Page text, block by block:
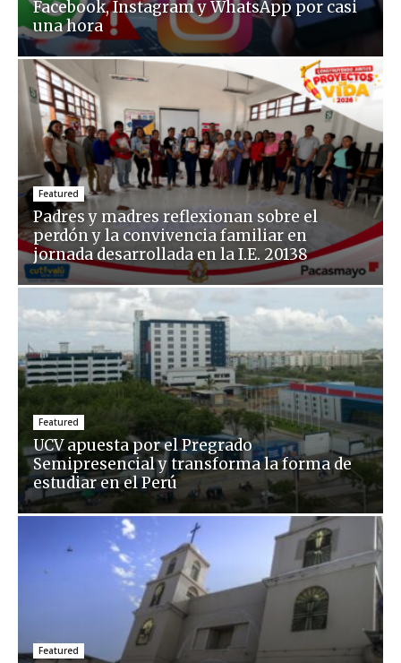
Facebook, Instagram y WhatsApp por casi
una hora
Featured
Padres y madres reflexionan sobre el
perdón y la convivencia familiar en
jornada desarrollada en la I.E. 20138
Featured
UCV apuesta por el Pregrado
Semipresencial y transforma la forma de
estudiar en el Perú
Featured